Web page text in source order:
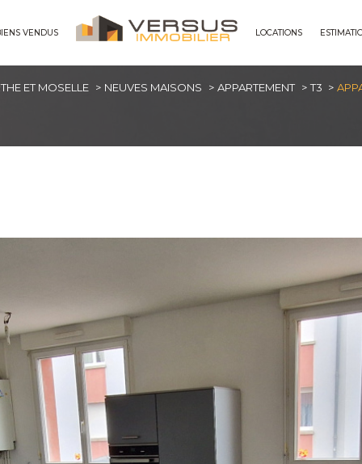
maisons
VENDUS LOCATIONS
ET MOSELLE NEUVES MAISONS APPARTEMENT T3